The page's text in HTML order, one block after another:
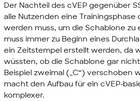
Der Nachteil des cVEP gegenüber
alle Nutzenden eine
werden muss, um die Schablone zu
muss immer zu Beginn eines
ein Zeitstempel erstellt werden, da
wüssten, ob die Schablone gar
Beispiel zweimal („C“) verschoben
macht den Aufbau für ein cVEP-
komplexer.